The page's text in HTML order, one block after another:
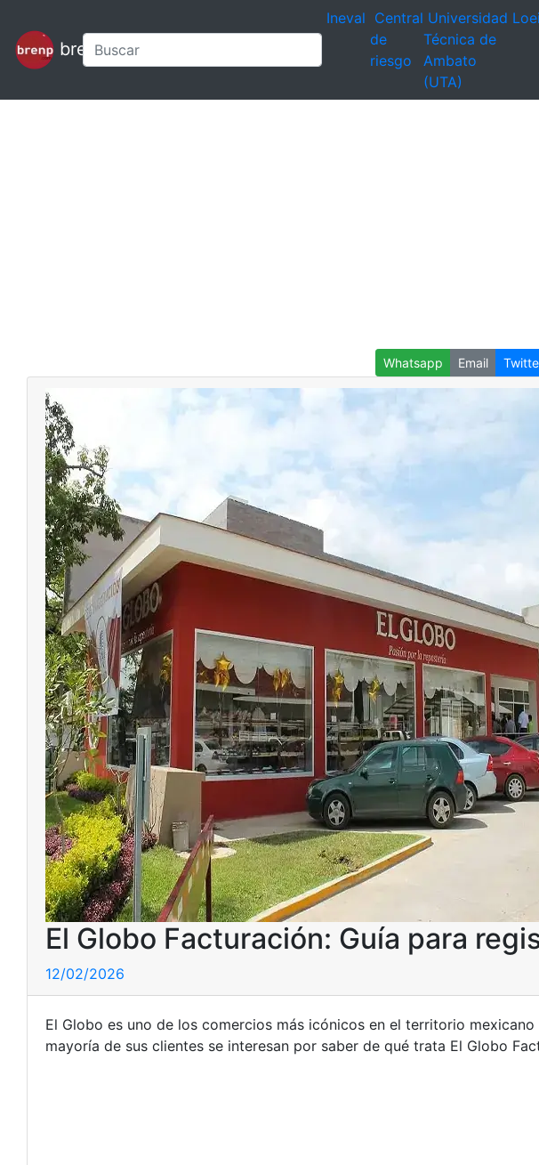
brenp
Ineval Central
de
riesgo
Universidad
Técnica de
Ambato
(UTA)
Loei
Whatsapp Email
El Globo Facturación: Guía para
12/02/2026
El Globo es uno de los comercios más icónicos en el territorio
mayoría de sus clientes se interesan por saber de qué trata El Globo